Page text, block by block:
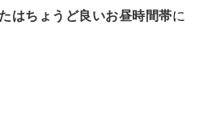
はちょうど良いお昼時間帯に